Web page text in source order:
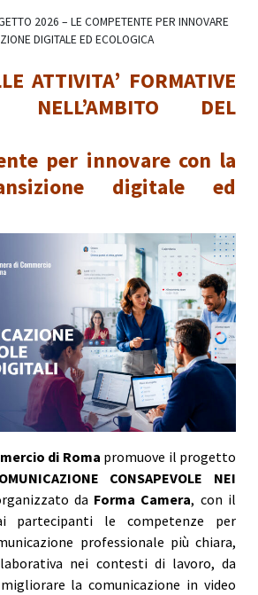
2026 – LE COMPETENTE PER INNOVARE
DIGITALE ED ECOLOGICA
ATTIVITA’ FORMATIVE
NELL’AMBITO DEL
per innovare con la
digitale ed
di Roma promuove il progetto
CONSAPEVOLE NEI
da Forma Camera, con il
le competenze per
professionale più chiara,
nei contesti di lavoro, da
la comunicazione in video